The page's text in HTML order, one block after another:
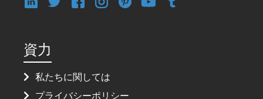
資力
私たちに関しては
プライバシーポリシー